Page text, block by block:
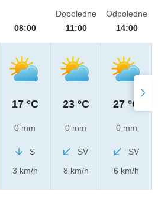
08:00
17 °C
0 mm
S
3 km/h
Dopoledne
11:00
23 °C
0 mm
SV
8 km/h
Odpoledne
14:00
27 °C
0 mm
SV
6 km/h